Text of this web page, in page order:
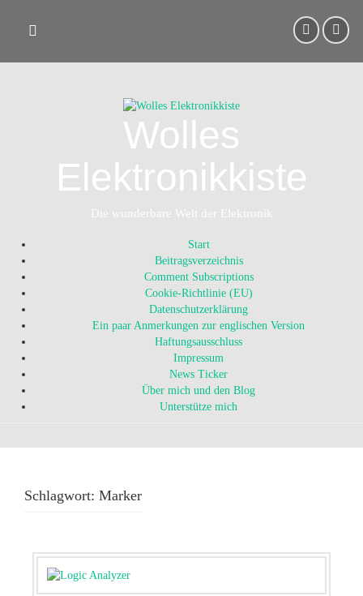
content
Wolles
Elektronikkiste
Die wunderbare Welt der Elektronik
Start
Beitragsverzeichnis
Comment Subscriptions
Cookie-Richtlinie (EU)
Datenschutzerklärung
Ein paar Anmerkungen zur englischen Version
Haftungsausschluss
Impressum
News Ticker
Über mich und den Blog
Unterstütze mich
Schlagwort: Marker